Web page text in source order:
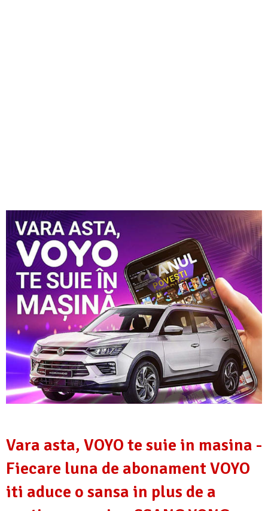
Vara asta, VOYO te suie in masina -
Fiecare luna de abonament VOYO
iti aduce o sansa in plus de a